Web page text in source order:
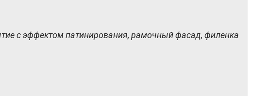
с эффектом патинирования, рамочный фасад, филенка